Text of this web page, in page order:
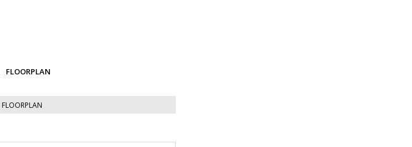
FLOORPLAN
FLOORPLAN